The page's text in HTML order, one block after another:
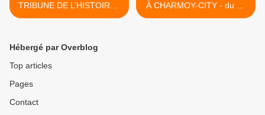
TRIBUNE DE L’HISTOIRE -
du 09 mars 2017 - (J+3004
À CHARMOY-CITY - du 13
mars 2017 - (J+3008 après
Hébergé par Overblog
Top articles
Pages
Contact